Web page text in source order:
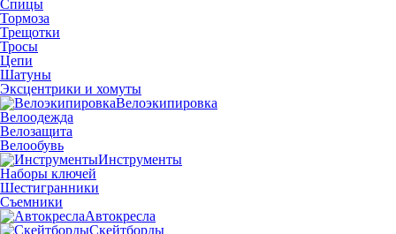
Спицы
Тормоза
Трещотки
Тросы
Цепи
Шатуны
Эксцентрики и хомуты
Велоэкипировка
Велоодежда
Велозащита
Велообувь
Инструменты
Наборы ключей
Шестигранники
Съемники
Автокресла
Скейтборды